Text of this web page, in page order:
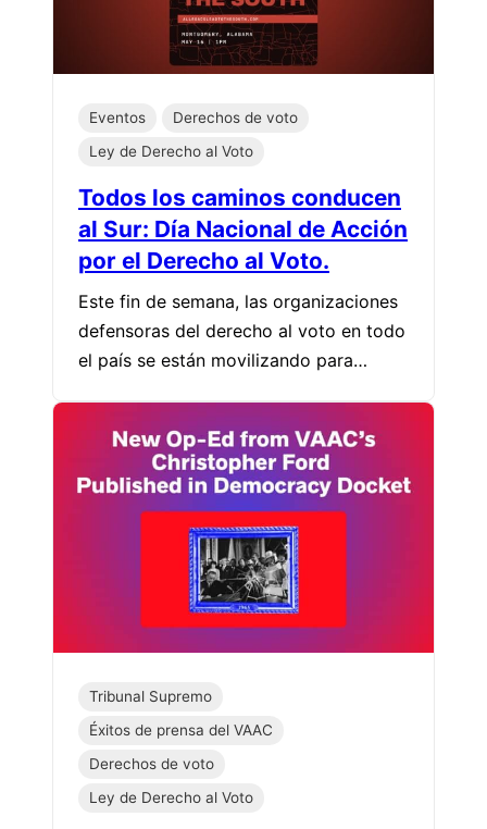
Eventos
Derechos de voto
Ley de Derecho al Voto
Todos los caminos conducen
al Sur: Día Nacional de Acción
por el Derecho al Voto.
Este fin de semana, las organizaciones
defensoras del derecho al voto en todo
el país se están movilizando para…
Tribunal Supremo
Éxitos de prensa del VAAC
Derechos de voto
Ley de Derecho al Voto